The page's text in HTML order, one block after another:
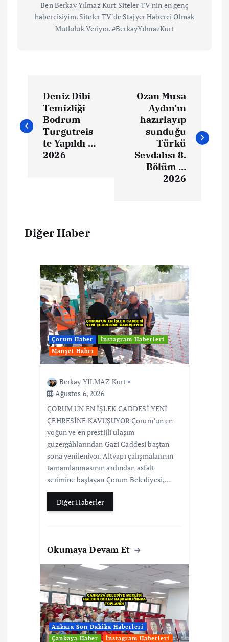
Ben Berkay Yılmaz Kurt Siteler TV'nin en genç
habercisiyim. Siteler TV'de Stajyer Haberci Olmak
Mutluluk Veriyor. #BerkayYılmazKurt
Deniz Dibi
Temizliği
Bodrum
Turgutreis
te Yapıldı …
2026
Ozan Musa
Aydın’ın
hazırlayıp
sunduğu
Türkü
Sevdalısı 8.
Bölüm …
2026
Diğer Haber
Çorum Haber
İnstagram Haberleri
Manşet Haber
Berkay YILMAZ Kurt
Ağustos 6, 2026
ÇORUM UN EN İŞLEK CADDESİ YENİ
ÇEHRESİNE KAVUŞUYOR Çorum’un en
yoğun ve en prestijli ulaşım
güzergâhlarından Gazi Caddesi baştan
sona yenileniyor. Altyapı çalışmalarının
tamamlanmasının ardından asfalt
serimine başlayan Çorum Belediyesi,…
Diğer Haberler
Okumaya Devam Et
Ankara Son Dakika Haberleri
Çankaya Haber
İnstagram Haberleri